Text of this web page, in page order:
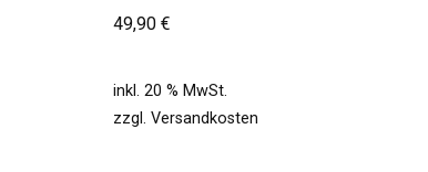
49,90 €
inkl. 20 % MwSt.
zzgl. Versandkosten